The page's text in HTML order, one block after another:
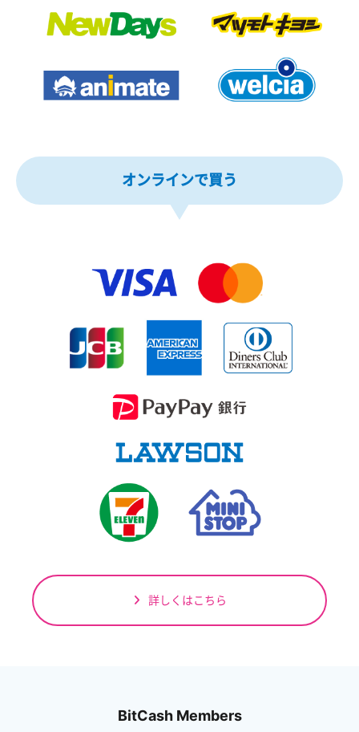
オンラインで買う
詳しくはこちら
BitCash Members